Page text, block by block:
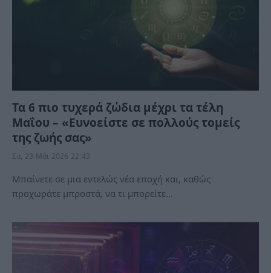
Τα 6 πιο τυχερά ζώδια μέχρι τα τέλη
Μαΐου – «Ευνοείστε σε πολλούς τομείς
της ζωής σας»
Σα, 23 Μάι 2026 22:43
Μπαίνετε σε μια εντελώς νέα εποχή και, καθώς
προχωράτε μπροστά, να τι μπορείτε…